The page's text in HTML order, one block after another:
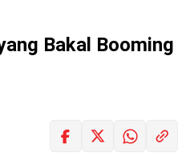
Bakal Booming